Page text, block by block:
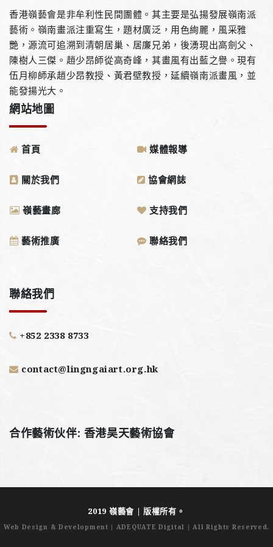
香港嶺藝會是非牟利性民間團體。其主要是弘揚發展嶺南派
藝術。嶺南畫派注重寫生，題材廣泛，用色絢麗，風采雅
艷，源流可追溯到清朝居巢、居廉兄弟，後湧現出高劍父、
陳樹人三傑。趙少昂師從高奇峰，其畫風有出藍之譽。現有
伍月柳師承趙少昂教授、黃君壁教授，延續嶺南派畫風，並
能發揚光大。
網站地圖
首頁 媒體報導
關於我們 協會網誌
嶺藝畫廊 支持我們
藝術推廣 聯絡我們
聯絡我們
+852 2338 8733
contact@lingngaiart.org.hk
合作藝術伙伴: 香港昊天藝術協會
2019 嶺藝會 | 版權所有。
Web Design & Development | ADEQUATE Digital | All Rights Reserved.